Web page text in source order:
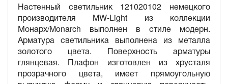
Настенный светильник 121020102 немецкого
производителя MW-Light из коллекции
Монарх/Monarch выполнен в стиле модерн.
Арматура светильника выполнена из металла
золотого цвета. Поверхность арматуры
глянцевая. Плафон изготовлен из хрусталя
прозрачного цвета, имеет прямоугольную